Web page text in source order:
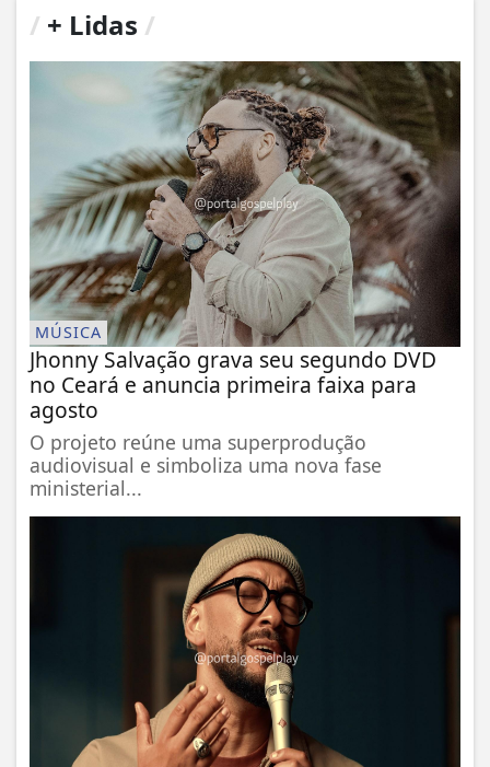
/ + Lidas /
MÚSICA
Jhonny Salvação grava seu segundo DVD
no Ceará e anuncia primeira faixa para
agosto
O projeto reúne uma superprodução
audiovisual e simboliza uma nova fase
ministerial...